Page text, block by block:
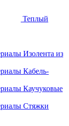
Теплый
Изолента из
Кабель-
Каучуковые
Стяжки